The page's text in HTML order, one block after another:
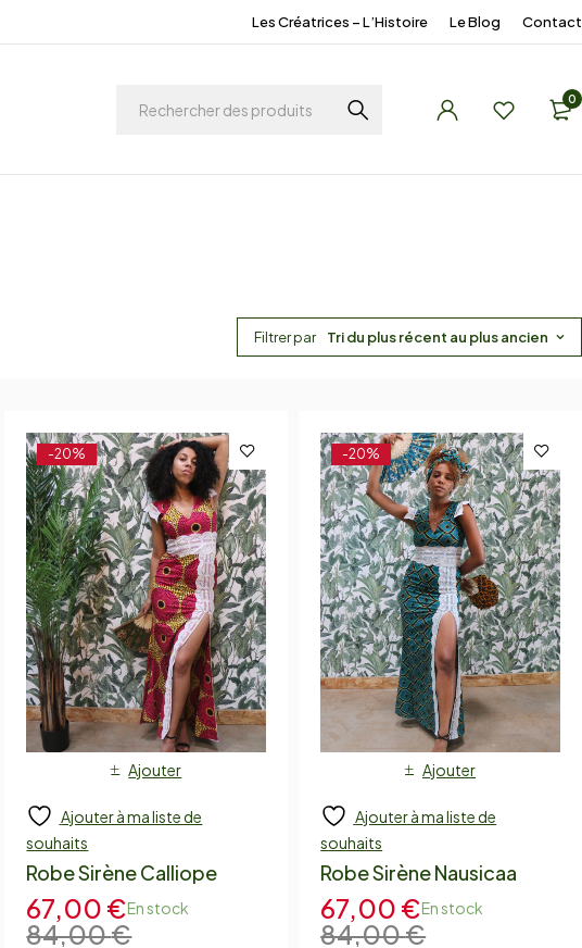
Les Créatrices – L’Histoire Le Blog Contact
0
Filtrer par Tri du plus récent au plus ancien
-20%
Ajouter
Ajouter à ma liste de
souhaits
Robe Sirène Calliope
84,00€
67,00 €En stock
-20%
Ajouter
Ajouter à ma liste de
souhaits
Robe Sirène Nausicaa
84,00€
67,00 €En stock